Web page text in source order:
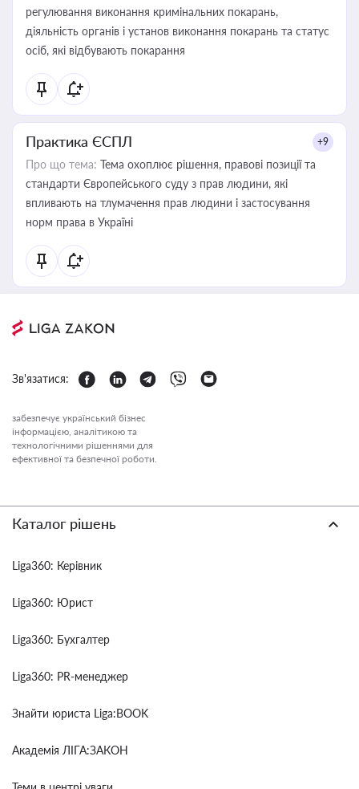
регулювання виконання кримінальних покарань,
діяльність органів і установ виконання покарань та статус
осіб, які відбувають покарання
Практика ЄСПЛ +9
Про що тема: Тема охоплює рішення, правові позиції та
стандарти Європейського суду з прав людини, які
впливають на тлумачення прав людини і застосування
норм права в Україні
Зв'язатися:
забезпечує український бізнес
інформацією, аналітикою та
технологічними рішеннями для
ефективної та безпечної роботи.
Каталог рішень
Liga360: Керівник
Liga360: Юрист
Liga360: Бухгалтер
Liga360: PR-менеджер
Знайти юриста Liga:BOOK
Академія ЛІГА:ЗАКОН